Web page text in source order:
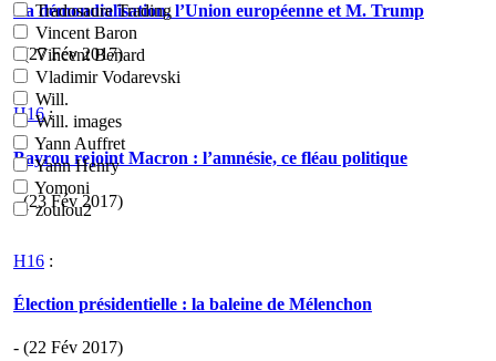
Tradosaure Trading
Vincent Baron
Vincent Benard
Vladimir Vodarevski
Will.
Will. images
Yann Auffret
Yann Henry
Yomoni
zoulou2
La démondialisation, l’Union européenne et M. Trump
- (27 Fév 2017)
H16:
Bayrou rejoint Macron : l’amnésie, ce fléau politique
- (23 Fév 2017)
H16 :
Élection présidentielle : la baleine de Mélenchon
- (22 Fév 2017)